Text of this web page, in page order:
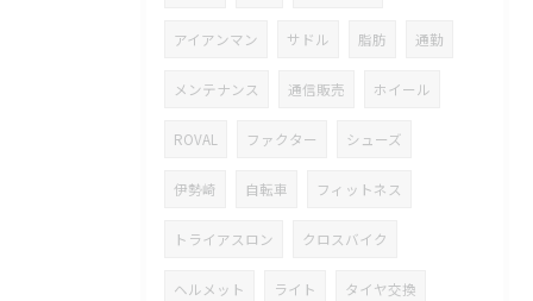
アイアンマン サドル 脂肪 通勤
メンテナンス 通信販売 ホイール
ROVAL ファクター シューズ
伊勢崎 自転車 フィットネス
トライアスロン クロスバイク
ヘルメット ライト タイヤ交換